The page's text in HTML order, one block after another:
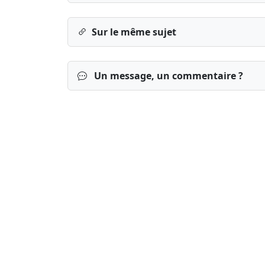
Sur le même sujet
Un message, un commentaire ?